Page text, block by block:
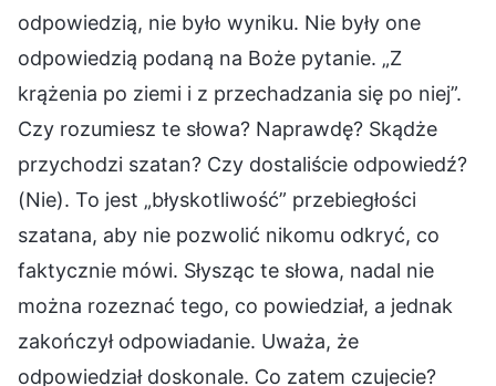
odpowiedzią, nie było wyniku. Nie były one
odpowiedzią podaną na Boże pytanie. „Z
krążenia po ziemi i z przechadzania się po niej”.
Czy rozumiesz te słowa? Naprawdę? Skądże
przychodzi szatan? Czy dostaliście odpowiedź?
(Nie). To jest „błyskotliwość” przebiegłości
szatana, aby nie pozwolić nikomu odkryć, co
faktycznie mówi. Słysząc te słowa, nadal nie
można rozeznać tego, co powiedział, a jednak
zakończył odpowiadanie. Uważa, że
odpowiedział doskonale. Co zatem czujecie?